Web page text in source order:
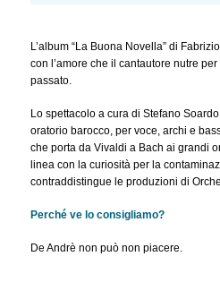
L’album “La Buona Novella” di
con l’amore che il cantautore nutre
passato.
Lo spettacolo a cura di Stefano
oratorio barocco, per voce, archi e
che porta da Vivaldi a Bach ai grandi
linea con la curiosità per la
contraddistingue le produzioni di
Perché ve lo consigliamo?
De Andrè non può non piacere.